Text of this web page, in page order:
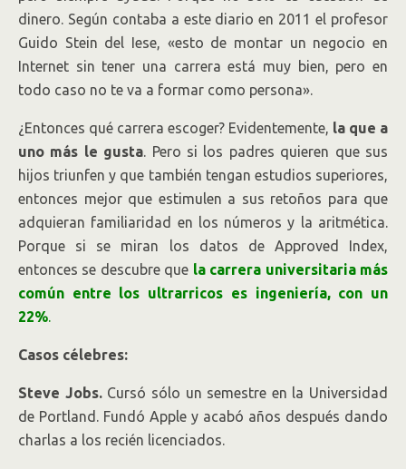
dinero. Según contaba a este diario en 2011 el profesor
Guido Stein del Iese, «esto de montar un negocio en
Internet sin tener una carrera está muy bien, pero en
todo caso no te va a formar como persona».
¿Entonces qué carrera escoger? Evidentemente, la que a
uno más le gusta. Pero si los padres quieren que sus
hijos triunfen y que también tengan estudios superiores,
entonces mejor que estimulen a sus retoños para que
adquieran familiaridad en los números y la aritmética.
Porque si se miran los datos de Approved Index,
entonces se descubre que la carrera universitaria más
común entre los ultrarricos es ingeniería, con un
22%.
Casos célebres:
Steve Jobs.Cursó sólo un semestre en la Universidad
de Portland. Fundó Apple y acabó años después dando
charlas a los recién licenciados.